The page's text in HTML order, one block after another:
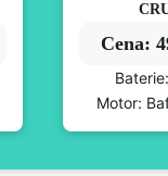
Cena:
Motor: